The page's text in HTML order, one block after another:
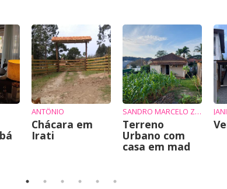
ANTÔNIO
Chácara em
Irati
SANDRO MARCELO ZIEMBIKIEWICZ
Terreno
Urbano com
casa em mad